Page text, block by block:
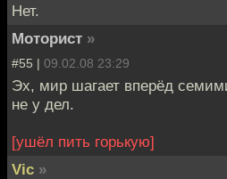
Нет.
Моторист »
#55 | 09.02.08 23:29
Эх, мир шагает вперёд
не у дел.
[ушёл пить горькую]
Vic »